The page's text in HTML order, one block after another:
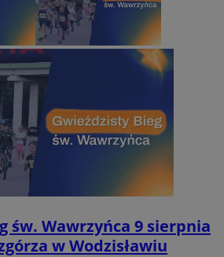
św. Wawrzyńca 9 sierpnia
w Wodzisławiu